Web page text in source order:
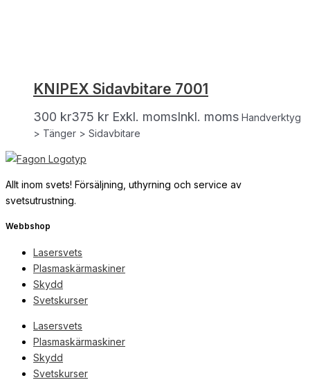
KNIPEX Sidavbitare 7001
300 kr375 kr Exkl. momsInkl. moms Handverktyg
> Tänger > Sidavbitare
Allt inom svets! Försäljning, uthyrning och service av
svetsutrustning.
Webbshop
Lasersvets
Plasmaskärmaskiner
Skydd
Svetskurser
Lasersvets
Plasmaskärmaskiner
Skydd
Svetskurser